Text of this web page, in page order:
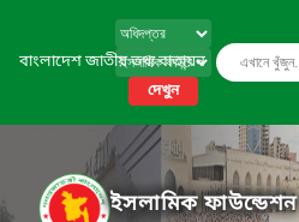
বাংলাদেশ জাতীয় তথ্য বাতায়ন
দেখুন
ইসলামিক ফাউন্ডেশন